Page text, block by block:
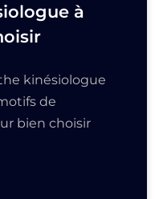
à
kinésiologue
de
bien choisir